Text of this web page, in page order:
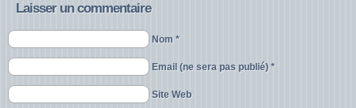
Laisser un commentaire
Nom *
Email (ne sera pas publié) *
Site Web